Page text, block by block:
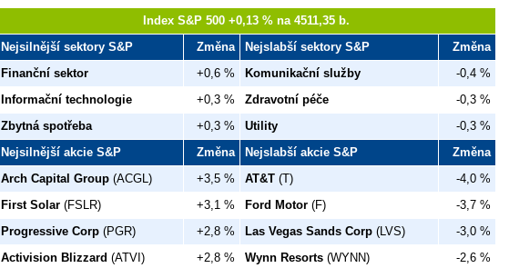
Index S&P 500 +0,13 % na 4511,35 b.
Nejsilnější sektory S&P
Změna Nejslabší sektory S&P
Změna
Finanční sektor
+0,6 % Komunikační služby
-0,4 %
Informační technologie
+0,3 % Zdravotní péče
-0,3 %
Zbytná spotřeba
+0,3 % Utility
-0,3 %
Nejsilnější akcie S&P
Změna Nejslabší akcie S&P
Změna
Arch Capital Group (ACGL) +3,5 % AT&T (T)
-4,0 %
First Solar (FSLR) +3,1 % Ford Motor (F)
-3,7 %
Progressive Corp (PGR) +2,8 % Las Vegas Sands Corp (LVS)
-3,0 %
Activision Blizzard (ATVI) +2,8 % Wynn Resorts (WYNN)
-2,6 %